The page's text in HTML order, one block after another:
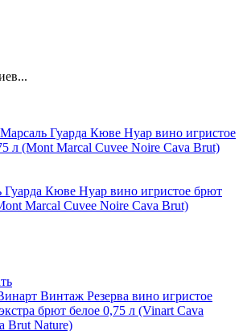
Кюве Нуар вино игристое брют
Marcal Cuvee Noire Cava Brut)